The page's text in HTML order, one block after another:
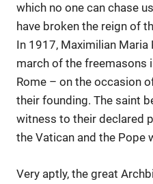
which no one can chase
have broken the reign of
In 1917, Maximilian
march of the freemasons
Rome – on the occasion
their founding. The saint
witness to their declared
the Vatican and the Pope
Very aptly, the great